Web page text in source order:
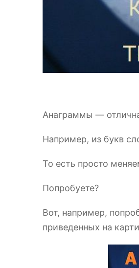
Анаграммы —
Например, из букв
То есть просто
Попробуете?
Вот, например,
приведенных на